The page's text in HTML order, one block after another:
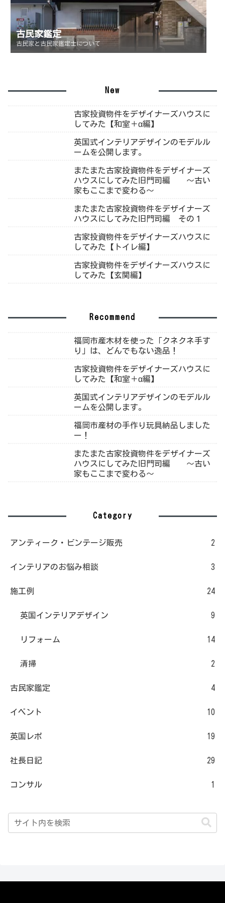
古民家鑑定
古民家と古民家鑑定士について
New
古家投資物件をデザイナーズハウスに
してみた【和室＋α編】
英国式インテリアデザインのモデルル
ームを公開します。
またまた古家投資物件をデザイナーズ
ハウスにしてみた旧門司編 ～古い
家もここまで変わる～
またまた古家投資物件をデザイナーズ
ハウスにしてみた旧門司編 その１
古家投資物件をデザイナーズハウスに
してみた【トイレ編】
古家投資物件をデザイナーズハウスに
してみた【玄関編】
Recommend
福岡市産木材を使った「クネクネ手す
り」は、どんでもない逸品！
古家投資物件をデザイナーズハウスに
してみた【和室＋α編】
英国式インテリアデザインのモデルル
ームを公開します。
福岡市産材の手作り玩具納品しました
ー！
またまた古家投資物件をデザイナーズ
ハウスにしてみた旧門司編 ～古い
家もここまで変わる～
Category
アンティーク・ビンテージ販売 2
インテリアのお悩み相談 3
施工例 24
英国インテリアデザイン 9
リフォーム 14
清掃 2
古民家鑑定 4
イベント 10
英国レポ 19
社長日記 29
コンサル 1